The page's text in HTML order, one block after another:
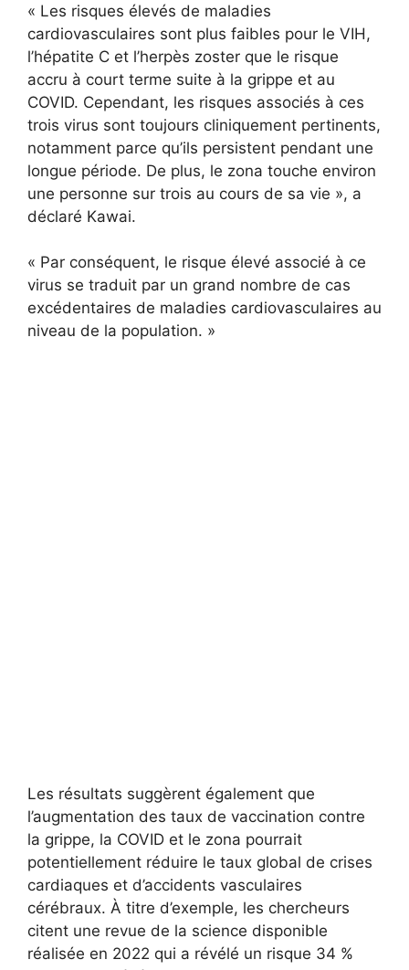
« Les risques élevés de maladies
cardiovasculaires sont plus faibles pour le VIH,
l’hépatite C et l’herpès zoster que le risque
accru à court terme suite à la grippe et au
COVID. Cependant, les risques associés à ces
trois virus sont toujours cliniquement pertinents,
notamment parce qu’ils persistent pendant une
longue période. De plus, le zona touche environ
une personne sur trois au cours de sa vie », a
déclaré Kawai.
« Par conséquent, le risque élevé associé à ce
virus se traduit par un grand nombre de cas
excédentaires de maladies cardiovasculaires au
niveau de la population. »
Les résultats suggèrent également que
l’augmentation des taux de vaccination contre
la grippe, la COVID et le zona pourrait
potentiellement réduire le taux global de crises
cardiaques et d’accidents vasculaires
cérébraux. À titre d’exemple, les chercheurs
citent une revue de la science disponible
réalisée en 2022 qui a révélé un risque 34 %